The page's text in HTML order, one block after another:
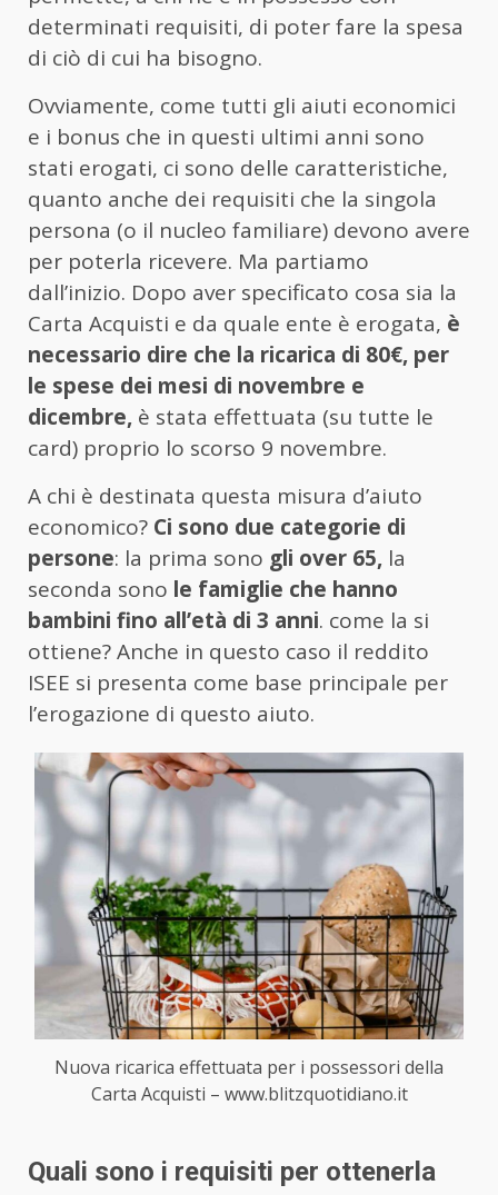
determinati requisiti, di poter fare la spesa
di ciò di cui ha bisogno.
Ovviamente, come tutti gli aiuti economici
e i bonus che in questi ultimi anni sono
stati erogati, ci sono delle caratteristiche,
quanto anche dei requisiti che la singola
persona (o il nucleo familiare) devono avere
per poterla ricevere. Ma partiamo
dall’inizio. Dopo aver specificato cosa sia la
Carta Acquisti e da quale ente è erogata, è
necessario dire che la ricarica di 80€, per
le spese dei mesi di novembre e
dicembre, è stata effettuata (su tutte le
card) proprio lo scorso 9 novembre.
A chi è destinata questa misura d’aiuto
economico? Ci sono due categorie di
persone: la prima sono gli over 65, la
seconda sono le famiglie che hanno
bambini fino all’età di 3 anni. come la si
ottiene? Anche in questo caso il reddito
ISEE si presenta come base principale per
l’erogazione di questo aiuto.
Nuova ricarica effettuata per i possessori della
Carta Acquisti – www.blitzquotidiano.it
Quali sono i requisiti per ottenerla